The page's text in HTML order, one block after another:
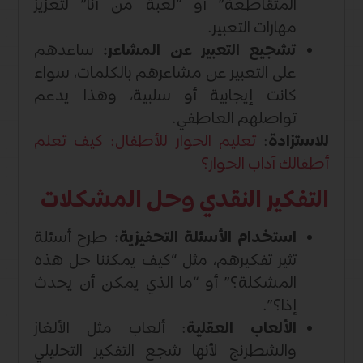
المتقاطعة” أو “لعبة من أنا” لتعزيز
مهارات التعبير.
تشجيع التعبير عن المشاعر: ساعدهم
على التعبير عن مشاعرهم بالكلمات، سواء
كانت إيجابية أو سلبية، وهذا يدعم
تواصلهم العاطفي.
للاستزادة:تعليم الحوار للأطفال: كيف تعلم
أطفالك آداب الحوار؟
التفكير النقدي وحل المشكلات
استخدام الأسئلة التحفيزية: طرح أسئلة
تثير تفكيرهم، مثل “كيف يمكننا حل هذه
المشكلة؟” أو “ما الذي يمكن أن يحدث
إذا؟”.
الألعاب العقلية: ألعاب مثل الألغاز
والشطرنج لأنها شجع التفكير التحليلي